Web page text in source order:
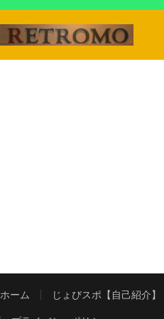
ホーム じょびスポ【自己紹介】